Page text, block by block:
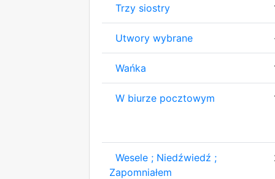
Trzy siostry
Utwory wybrane
Wańka
W biurze pocztowym
Wesele ; Niedźwiedź ;
Zapomniałem